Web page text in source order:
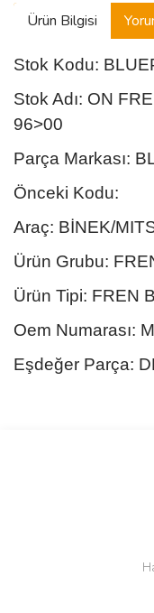
Ürün Bilgisi
Stok Kodu:
Stok Adı: ON
96>00
Parça Markası:
Önceki Kodu:
Araç: BİNEK/
Ürün Grubu:
Ürün Tipi: FREN
Oem Numarası:
Eşdeğer Parça:
Bu
Ürün resmi
Ürün
Ürün bilgilerinde
Ürün fiyatı diğer